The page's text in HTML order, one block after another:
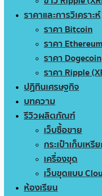
ราคาและการวิเคราะห์
ราคา Bitcoin
ราคา
ราคา Dogecoin
ราคา Ripple
ปฏิทินเศรษฐกิจ
บทความ
รีวิวผลิตภัณฑ์
เว็บซื้อขาย
กระเป๋าเก็บเหรี
เครื่องขุด
เว็บขุดแบบ
ห้องเรียน